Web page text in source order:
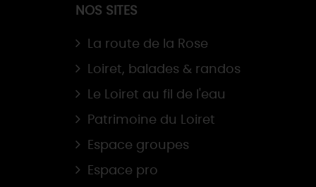
NOS SITES
La route de la Rose
Loiret, balades & randos
Le Loiret au fil de l'eau
Patrimoine du Loiret
Espace groupes
Espace pro